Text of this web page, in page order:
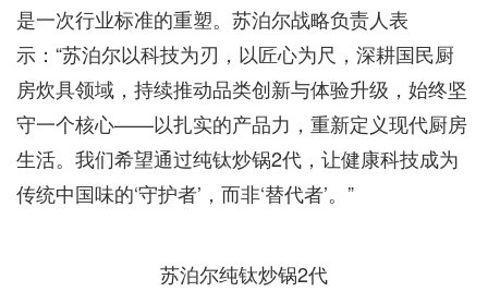
是一次行业标准的重塑。苏泊尔战略负责人表
示：“苏泊尔以科技为刃，以匠心为尺，深耕国民厨
房炊具领域，持续推动品类创新与体验升级，始终坚
守一个核心——以扎实的产品力，重新定义现代厨房
生活。我们希望通过纯钛炒锅2代，让健康科技成为
传统中国味的‘守护者’，而非‘替代者’。”
苏泊尔纯钛炒锅2代